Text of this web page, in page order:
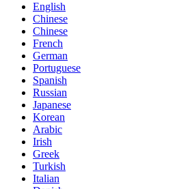
English
Chinese
Chinese
French
German
Portuguese
Spanish
Russian
Japanese
Korean
Arabic
Irish
Greek
Turkish
Italian